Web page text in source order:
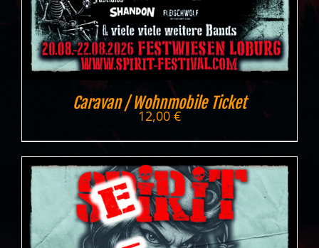
Caravan / Wohnmobile Ticket
12,00 €